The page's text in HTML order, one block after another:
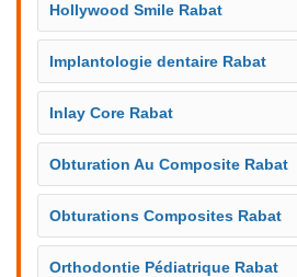
Hollywood Smile Rabat
Implantologie dentaire Rabat
Inlay Core Rabat
Obturation Au Composite Rabat
Obturations Composites Rabat
Orthodontie Pédiatrique Rabat